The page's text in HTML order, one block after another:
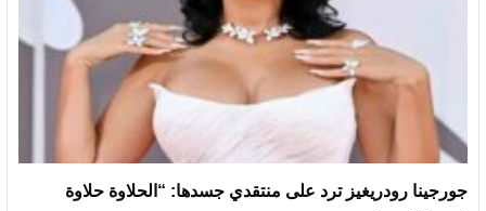
جورجينا رودريغيز ترد على منتقدي جسدها: “الحلاوة حلاوة